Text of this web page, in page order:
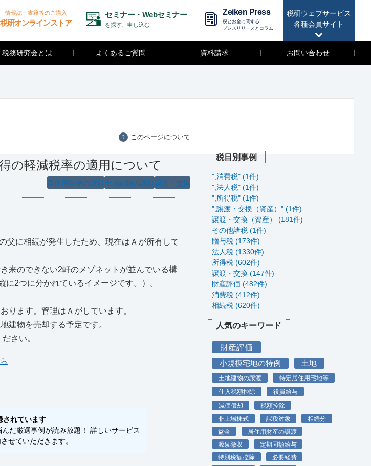
税研ウェブサービス
各種会員サイト
情報誌・書籍等のご購入
税研オンラインストア
セミナー・Webセミナー
を探す、申し込む
Zeiken Press
税とお金に関する
プレスリリースとコラム
税務研究会とは よくあるご質問 資料請求 お問い合わせ
？ このページについて
の軽減税率の適用について
譲渡・交換
土地建物の譲渡
居住用財産の譲渡
に相続が発生したため、現在はＡが所有して
来のできない2軒のメゾネットが並んでいる構
2つに分かれているイメージです。）。
ります。管理はＡがしています。
建物を売却する予定です。
さい。
されています
だ厳選事例が読み放題！ 詳しいサービス
せていただきます。
税目別事例
",消費税" (1件)
",法人税" (1件)
",所得税" (1件)
",譲渡・交換（資産）" (1件)
譲渡・交換（資産） (181件)
その他諸税 (1件)
贈与税 (173件)
法人税 (1330件)
所得税 (602件)
譲渡・交換 (147件)
財産評価 (482件)
消費税 (412件)
相続税 (620件)
人気のキーワード
財産評価
小規模宅地の特例 土地
土地建物の譲渡
特定居住用宅地等
仕入税額控除
役員給与
減価償却
税額控除
非上場株式
課税対象
相続分
益金
居住用財産の譲渡
源泉徴収
定期同額給与
特別税額控除
必要経費